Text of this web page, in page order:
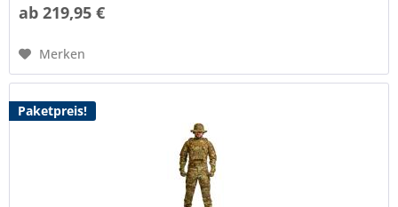
ab 219,95 €
Merken
Paketpreis!